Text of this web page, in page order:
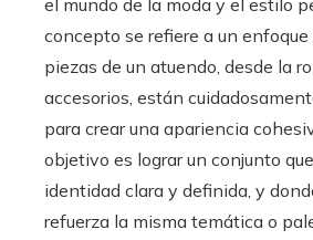
el mundo de la moda y el estilo
concepto se refiere a un
piezas de un atuendo, desde la
accesorios, están
para crear una apariencia
objetivo es lograr un conjunto
identidad clara y definida, y
refuerza la misma temática o